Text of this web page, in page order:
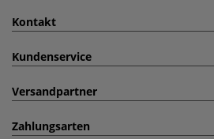
Kontakt
Kundenservice
Versandpartner
Zahlungsarten